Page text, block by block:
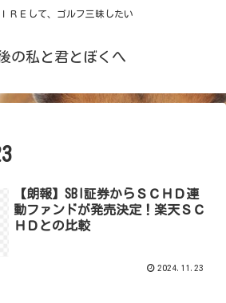
ＲＥして、ゴルフ三昧したい
の私と君とぼくへ
【朗報】SBI証券からＳＣＨＤ連
動ファンドが発売決定！楽天ＳＣ
ＨＤとの比較
2024.11.23